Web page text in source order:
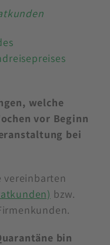
welche
vor Beginn
bei
vereinbarten
bzw.
bin